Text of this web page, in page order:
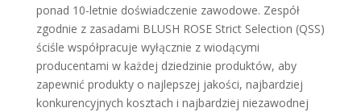
ponad 10-letnie doświadczenie zawodowe. Zespół
zgodnie z zasadami BLUSH ROSE Strict Selection (QSS)
ściśle współpracuje wyłącznie z wiodącymi
producentami w każdej dziedzinie produktów, aby
zapewnić produkty o najlepszej jakości, najbardziej
konkurencyjnych kosztach i najbardziej niezawodnej